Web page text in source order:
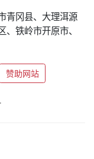
青冈县、大理洱源
铁岭市开原市、
赞助网站